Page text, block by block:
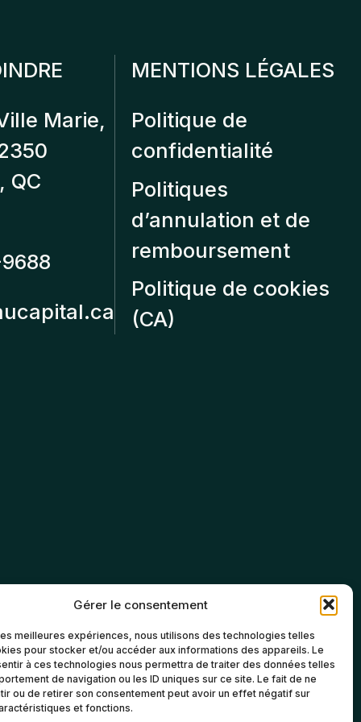
Gérer le consentement
meilleures expériences, nous utilisons des technologies telles
pour stocker et/ou accéder aux informations des appareils. Le
à ces technologies nous permettra de traiter des données telles
de navigation ou les ID uniques sur ce site. Le fait de ne
ou de retirer son consentement peut avoir un effet négatif sur
et fonctions.
Marie,
QC
MENTIONS LÉGALES
Politique de
confidentialité
Politiques
d’annulation et de
remboursement
Politique de cookies
(CA)